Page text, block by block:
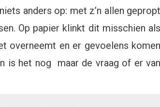
anders op: met z’n allen gepropt
Op papier klinkt dit misschien als
overneemt en er gevoelens komen
is het nog maar de vraag of er van